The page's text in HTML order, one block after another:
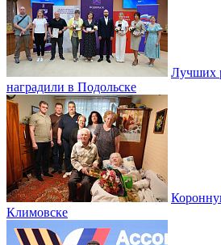
Лучших
наградили в Подольске
Климовске